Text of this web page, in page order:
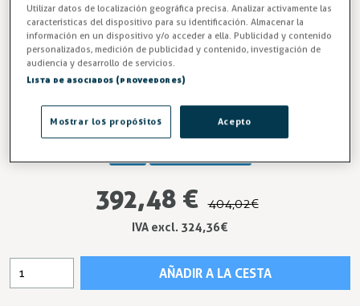
frigorífica industrial. Este tipo de cerradura por normativa
lleva un mecanismo de desbloqueo interno. En todos los
casos SIEMPRE debe ser posible poder desbloquear una
puerta frigorífica desde el interior, es un mecanismo
antiaislamiento.
Entrega en 24/48h
392,48 € 404,02 €
IVA excl. 324,36€
AÑADIR A LA CESTA
Utilizar datos de localización geográfica precisa. Analizar activamente las
características del dispositivo para su identificación. Almacenar la
información en un dispositivo y/o acceder a ella. Publicidad y contenido
personalizados, medición de publicidad y contenido, investigación de
audiencia y desarrollo de servicios.
Lista de asociados (proveedores)
Acepto
Mostrar los propósitos